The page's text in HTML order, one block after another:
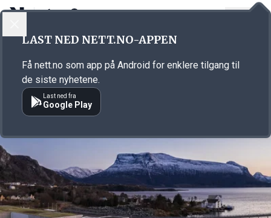
Annonsørinnhold
LAST NED NETT.NO-APPEN
Få nett.no som app på Android for enklere tilgang til
de siste nyhetene.
Last ned fra
Google Play